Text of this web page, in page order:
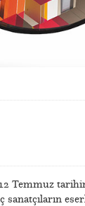
Temmuz
sanatçıların